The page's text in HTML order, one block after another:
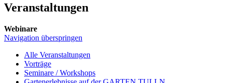
Veranstaltungen
Webinare
Navigation überspringen
Alle Veranstaltungen
Vorträge
Seminare / Workshops